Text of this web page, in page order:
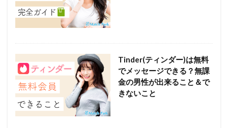
Tinder(ティンダー)は無料
でメッセージできる？無課
金の男性が出来ること＆で
きないこと